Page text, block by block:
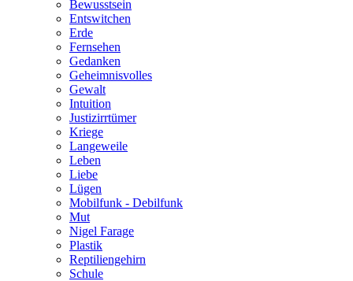
Bewusstsein
Entswitchen
Erde
Fernsehen
Gedanken
Geheimnisvolles
Gewalt
Intuition
Justizirrtümer
Kriege
Langeweile
Leben
Liebe
Lügen
Mobilfunk - Debilfunk
Mut
Nigel Farage
Plastik
Reptiliengehirn
Schule